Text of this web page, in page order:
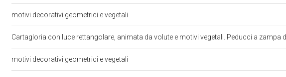
motivi decorativi geometrici e vegetali
Cartagloria con luce rettangolare, animata da volute e motivi vegetali. Peducci a zampa
motivi decorativi geometrici e vegetali